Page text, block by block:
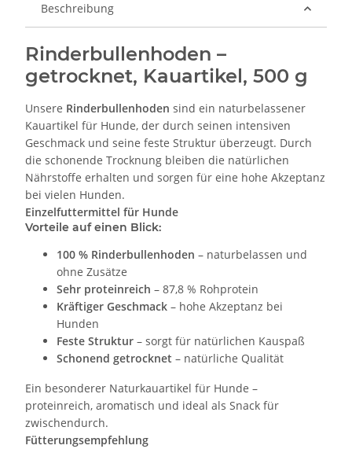
Beschreibung
Rinderbullenhoden –
getrocknet, Kauartikel, 500 g
Unsere Rinderbullenhoden sind ein naturbelassener
Kauartikel für Hunde, der durch seinen intensiven
Geschmack und seine feste Struktur überzeugt. Durch
die schonende Trocknung bleiben die natürlichen
Nährstoffe erhalten und sorgen für eine hohe Akzeptanz
bei vielen Hunden.
Einzelfuttermittel für Hunde
Vorteile auf einen Blick:
100 % Rinderbullenhoden – naturbelassen und
ohne Zusätze
Sehr proteinreich – 87,8 % Rohprotein
Kräftiger Geschmack – hohe Akzeptanz bei
Hunden
Feste Struktur – sorgt für natürlichen Kauspaß
Schonend getrocknet – natürliche Qualität
Ein besonderer Naturkauartikel für Hunde –
proteinreich, aromatisch und ideal als Snack für
zwischendurch.
Fütterungsempfehlung